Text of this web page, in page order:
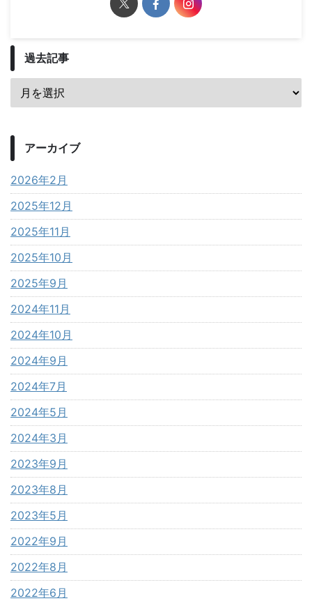
過去記事
アーカイブ
2026年2月
2025年12月
2025年11月
2025年10月
2025年9月
2024年11月
2024年10月
2024年9月
2024年7月
2024年5月
2024年3月
2023年9月
2023年8月
2023年5月
2022年9月
2022年8月
2022年6月